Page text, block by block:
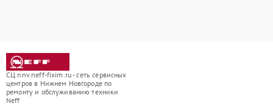
СЦ nnv.neff-fixim.ru - сеть сервисных
центров в Нижнем Новгороде по
ремонту и обслуживанию техники
Neff